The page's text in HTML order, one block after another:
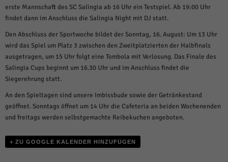
erste Mannschaft des SC Salingia ab 16 Uhr ein Testspiel. Ab 19:00 Uhr
findet dann im Anschluss die Salingia Night mit DJ statt.
Den Abschluss der Sportwoche bildet der Sonntag, 16. August: Um 13 Uhr
wird das Spiel um Platz 3 zwischen den Zweitplatzierten der Halbfinals
ausgetragen, um 15 Uhr folgt eine Tombola mit Verlosung. Das Finale des
Salingia Cups beginnt um 16.30 Uhr und im Anschluss findet die
Siegerehrung statt.
An den Spieltagen sind unsere Imbissbude sowie der Getränkestand
geöffnet. Sonntags öffnet um 14 Uhr die Cafeteria an beiden Wochenenden
und freitags werden selbstgemachte Reibekuchen angeboten.
+ ZU GOOGLE KALENDER HINZUFÜGEN
um personalisierte Werbung anzuzeigen. Sie tun dies, indem sie Besucher
über Websites hinweg verfolgen.
Externe Medien (6)
Inhalte von Videoplattformen und Social-Media-Plattformen werden
standardmäßig blockiert. Wenn Cookies von externen Medien akzeptiert
werden, bedarf der Zugriff auf diese Inhalte keiner manuellen Einwilligung
mehr.
Cookie-Informationen anzeigen
powered by Borlabs Cookie Datenschutzerklärung